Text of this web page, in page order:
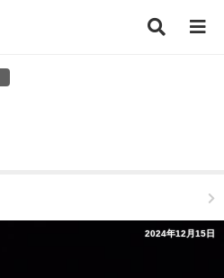
2024年12月15日